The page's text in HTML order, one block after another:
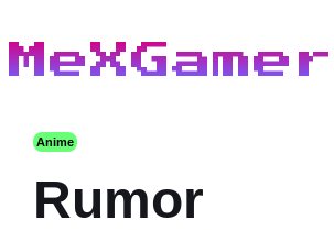
MeXGamer
Anime
Rumor